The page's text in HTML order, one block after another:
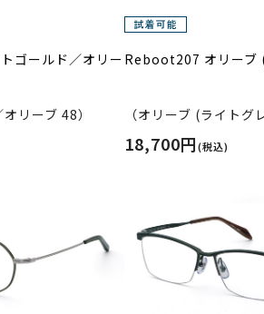
ゴールド／オリー
リーブ 48）
Reboot207 オリーブ
（オリーブ (ライトグ
18,700円(税込)